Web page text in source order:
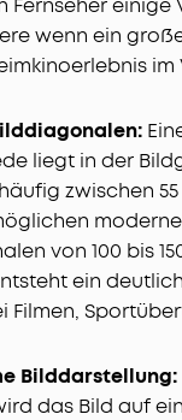
Fernseher einige
wenn ein
liegt in der
zwischen 55
von 100 bis
ein
Filmen,
Bilddarstellung:
das Bild auf